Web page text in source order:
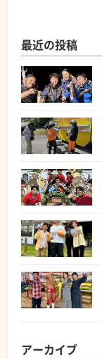
最近の投稿
アーカイブ